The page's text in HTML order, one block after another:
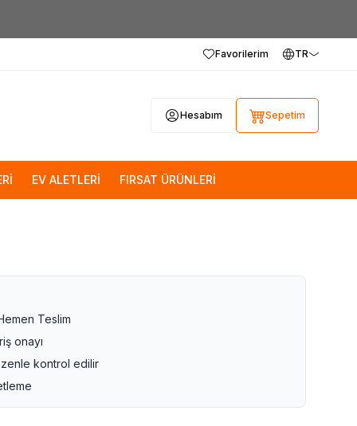
Favorilerim TR
Hesabım Sepetim
EV ALETLERİ FIRSAT ÜRÜNLERİ
Teslim
onayı
kontrol edilir